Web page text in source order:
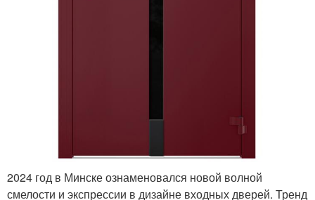
2024 год в Минске ознаменовался новой волной
смелости и экспрессии в дизайне входных дверей. Тренд